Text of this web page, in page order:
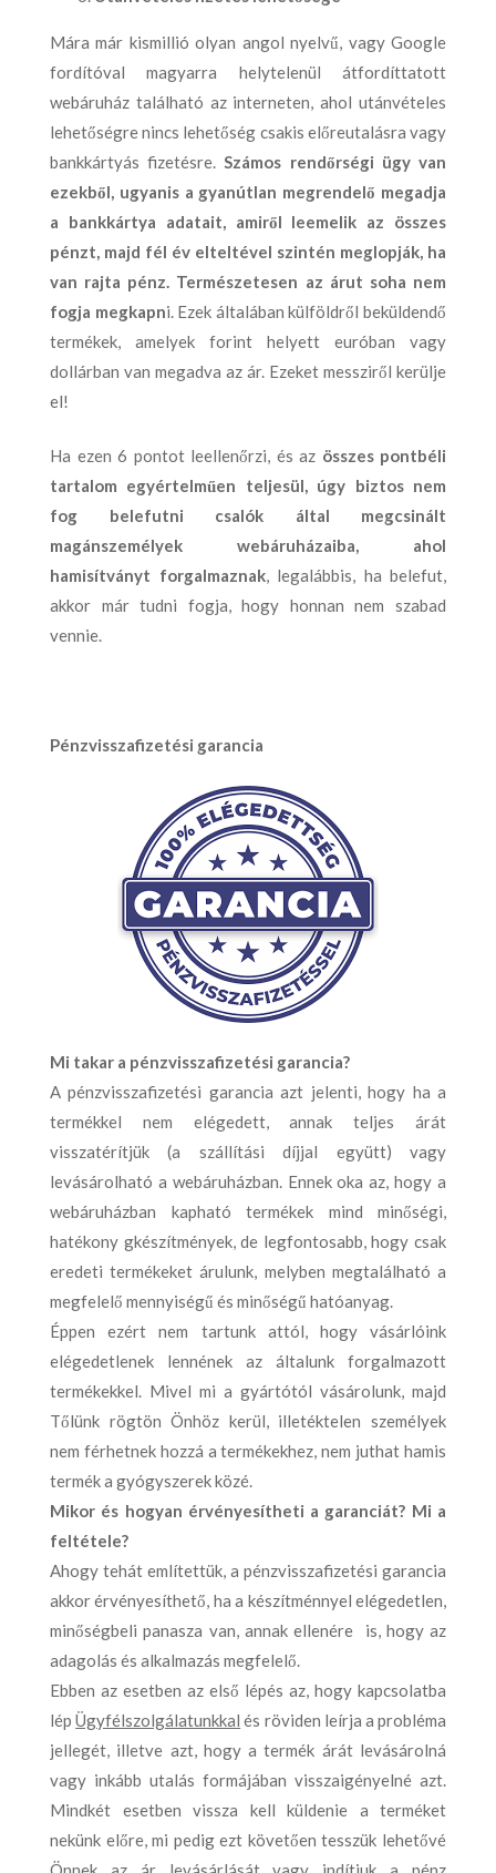
Mára már kismillió olyan angol nyelvű, vagy Google
fordítóval magyarra helytelenül átfordíttatott
webáruház található az interneten, ahol utánvételes
lehetőségre nincs lehetőség csakis előreutalásra vagy
bankkártyás fizetésre. Számos rendőrségi ügy van
ezekből, ugyanis a gyanútlan megrendelő megadja
a bankkártya adatait, amiről leemelik az összes
pénzt, majd fél év elteltével szintén meglopják, ha
van rajta pénz. Természetesen az árut soha nem
fogja megkapni. Ezek általában külföldről beküldendő
termékek, amelyek forint helyett euróban vagy
dollárban van megadva az ár. Ezeket messziről kerülje
el!
Ha ezen 6 pontot leellenőrzi, és az összes pontbéli
tartalom egyértelműen teljesül, úgy biztos nem
fog belefutni csalók által megcsinált
magánszemélyek webáruházaiba, ahol
hamisítványt forgalmaznak, legalábbis, ha belefut,
akkor már tudni fogja, hogy honnan nem szabad
vennie.
Pénzvisszafizetési garancia
Mi takar a pénzvisszafizetési garancia?
A pénzvisszafizetési garancia azt jelenti, hogy ha a
termékkel nem elégedett, annak teljes árát
visszatérítjük (a szállítási díjjal együtt) vagy
levásárolható a webáruházban. Ennek oka az, hogy a
webáruházban kapható termékek mind minőségi,
hatékony gkészítmények, de legfontosabb, hogy csak
eredeti termékeket árulunk, melyben megtalálható a
megfelelő mennyiségű és minőségű hatóanyag.
Éppen ezért nem tartunk attól, hogy vásárlóink
elégedetlenek lennének az általunk forgalmazott
termékekkel. Mivel mi a gyártótól vásárolunk, majd
Tőlünk rögtön Önhöz kerül, illetéktelen személyek
nem férhetnek hozzá a termékekhez, nem juthat hamis
termék a gyógyszerek közé.
Mikor és hogyan érvényesítheti a garanciát? Mi a
feltétele?
Ahogy tehát említettük, a pénzvisszafizetési garancia
akkor érvényesíthető, ha a készítménnyel elégedetlen,
minőségbeli panasza van, annak ellenére is, hogy az
adagolás és alkalmazás megfelelő.
Ebben az esetben az első lépés az, hogy kapcsolatba
lépÜgyfélszolgálatunkkal és röviden leírja a probléma
jellegét, illetve azt, hogy a termék árát levásárolná
vagy inkább utalás formájában visszaigényelné azt.
Mindkét esetben vissza kell küldenie a terméket
nekünk előre, mi pedig ezt követően tesszük lehetővé